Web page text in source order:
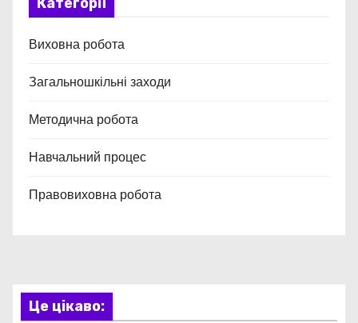
Виховна робота
Загальношкільні заходи
Методична робота
Навчальний процес
Правовиховна робота
Це цікаво: